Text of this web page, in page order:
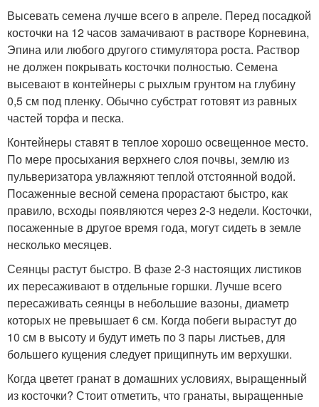
Высевать семена лучше всего в апреле. Перед посадкой
косточки на 12 часов замачивают в растворе Корневина,
Эпина или любого другого стимулятора роста. Раствор
не должен покрывать косточки полностью. Семена
высевают в контейнеры с рыхлым грунтом на глубину
0,5 см под пленку. Обычно субстрат готовят из равных
частей торфа и песка.
Контейнеры ставят в теплое хорошо освещенное место.
По мере просыхания верхнего слоя почвы, землю из
пульверизатора увлажняют теплой отстоянной водой.
Посаженные весной семена прорастают быстро, как
правило, всходы появляются через 2-3 недели. Косточки,
посаженные в другое время года, могут сидеть в земле
несколько месяцев.
Сеянцы растут быстро. В фазе 2-3 настоящих листиков
их пересаживают в отдельные горшки. Лучше всего
пересаживать сеянцы в небольшие вазоны, диаметр
которых не превышает 6 см. Когда побеги вырастут до
10 см в высоту и будут иметь по 3 пары листьев, для
большего кущения следует прищипнуть им верхушки.
Когда цветет гранат в домашних условиях, выращенный
из косточки? Стоит отметить, что гранаты, выращенные